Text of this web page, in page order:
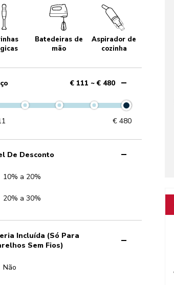
Batedeiras de
mão
Aspirador de
cozinha
€ 111 ~ € 480
€ 480
De Desconto
10% a 20%
20% a 30%
Incluída (só Para
Sem Fios)
Não